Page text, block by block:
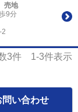
売地
9分
2
3件 1-3件表示
問い合わせ